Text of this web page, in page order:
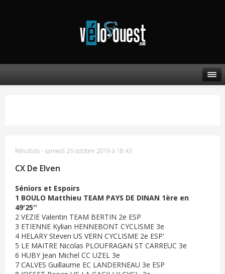
Résultats - samedi 26 octobre 2019 à 18:43
CX De Elven
Séniors et Espoirs
1 BOULO Matthieu TEAM PAYS DE DINAN 1ère en
49'25''
2 VEZIE Valentin TEAM BERTIN 2e ESP
3 ETIENNE Kylian HENNEBONT CYCLISME 3e
4 HELARY Steven US VERN CYCLISME 2e ESP'
5 LE MAITRE Nicolas PLOUFRAGAN ST CARREUC 3e
6 HUBY Jean Michel CC UZEL 3e
7 CALVES Guillaume EC LANDERNEAU 3e ESP